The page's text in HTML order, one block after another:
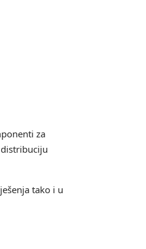
za
tako i u